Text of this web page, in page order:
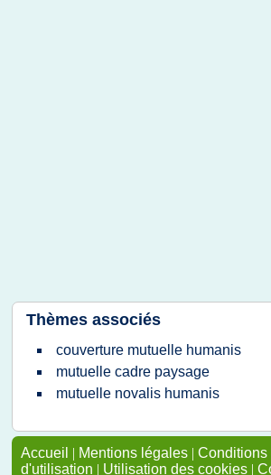
Thèmes associés
couverture mutuelle humanis
mutuelle cadre paysage
mutuelle novalis humanis
Accueil | Mentions légales | Conditions
d'utilisation | Utilisation des cookies |